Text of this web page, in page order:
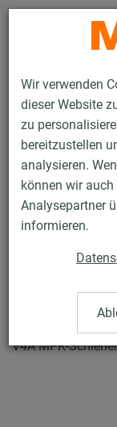
Wir verwenden
dieser Website
zu
bereitzustellen
analysieren.
können wir auch
Analysepartner
informieren.
Produkte
Edelstahlprodukte
MPR-
V4A MPR-